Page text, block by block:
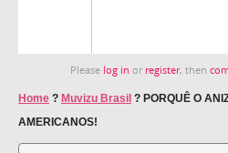
Please log in or register, then
Home ? Muvizu Brasil ? PORQUÊ O
AMERICANOS!